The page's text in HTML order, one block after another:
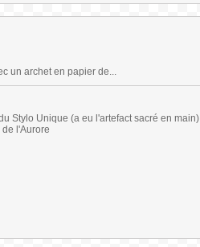
un archet en papier de...
Stylo Unique (a eu l'artefact sacré en
l'Aurore